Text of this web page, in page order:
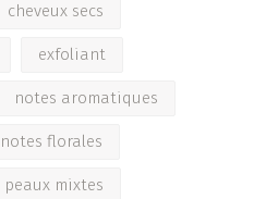
cheveux secs
exfoliant
notes aromatiques
notes florales
peaux mixtes